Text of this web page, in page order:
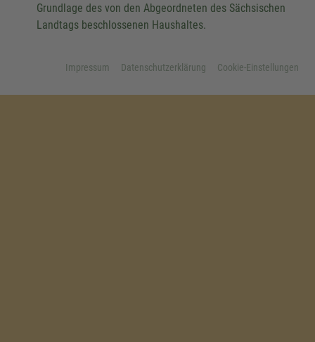
Grundlage des von den Abgeordneten des Sächsischen
Landtags beschlossenen Haushaltes.
Impressum Datenschutzerklärung Cookie-Einstellungen